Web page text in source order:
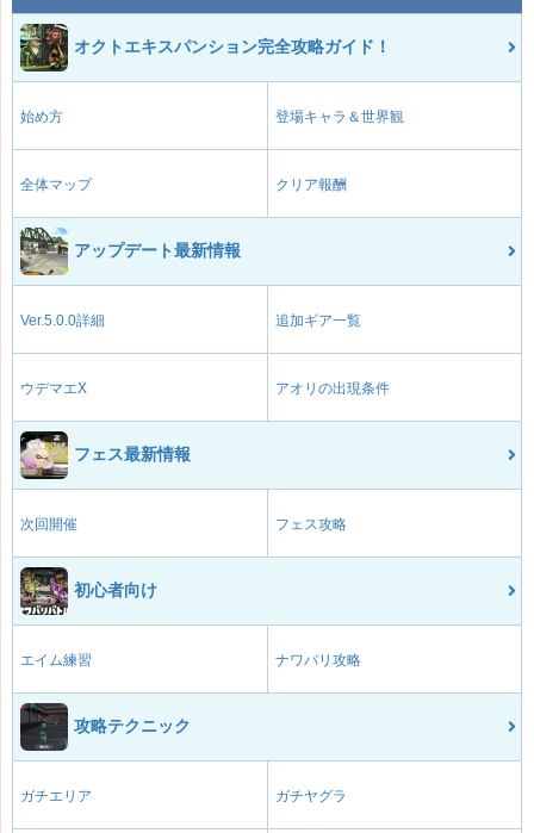
オクトエキスパンション完全攻略ガイド！
始め方 登場キャラ＆世界観
全体マップ クリア報酬
アップデート最新情報
Ver.5.0.0詳細 追加ギア一覧
ウデマエX アオリの出現条件
フェス最新情報
次回開催 フェス攻略
初心者向け
エイム練習 ナワバリ攻略
攻略テクニック
ガチエリア ガチヤグラ